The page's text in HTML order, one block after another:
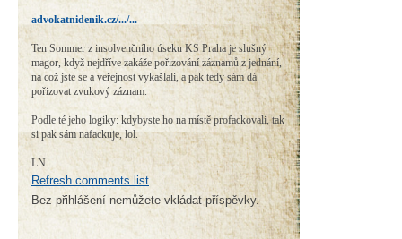
advokatnidenik.cz/.../...
Ten Sommer z insolvenčního úseku KS Praha je slušný
magor, když nejdříve zakáže pořizování záznamů z jednání,
na což jste se a veřejnost vykašlali, a pak tedy sám dá
pořizovat zvukový záznam.
Podle té jeho logiky: kdybyste ho na místě profackovali, tak
si pak sám nafackuje, lol.
LN
Refresh comments list
Bez přihlášení nemůžete vkládat příspěvky.